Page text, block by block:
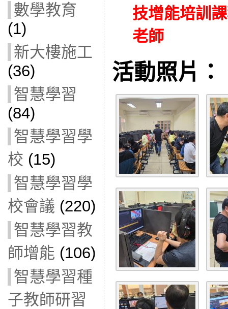
數學教育
(1)
新大樓施工
(36)
智慧學習
(84)
智慧學習學
校 (15)
智慧學習學
校會議 (220)
智慧學習教
師增能 (106)
智慧學習種
子教師研習
技增能培訓
老師
活動照片：